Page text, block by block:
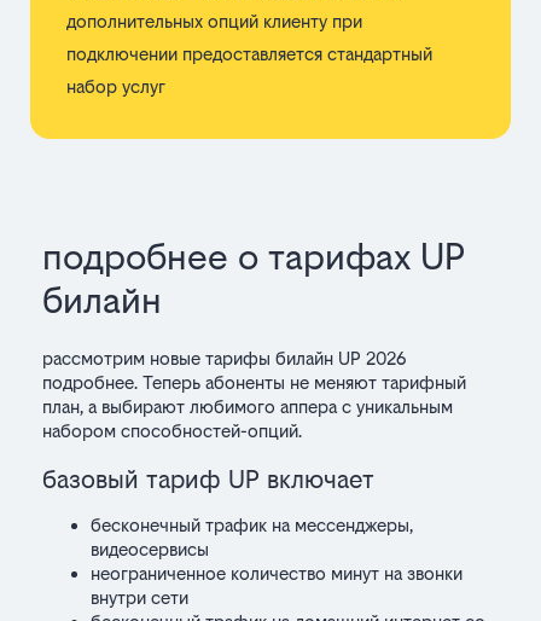
дополнительных опций клиенту при
подключении предоставляется стандартный
набор услуг
подробнее о тарифах UP
билайн
рассмотрим новые тарифы билайн UP 2026
подробнее. Теперь абоненты не меняют тарифный
план, а выбирают любимого аппера с уникальным
набором способностей-опций.
базовый тариф UP включает
бесконечный трафик на мессенджеры,
видеосервисы
неограниченное количество минут на звонки
внутри сети